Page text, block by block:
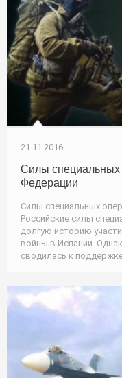
21.11.2016
Силы специальных
Федерации
Силы специальных
Российские силы
долгую историю
войны в Испании.
сводилась к